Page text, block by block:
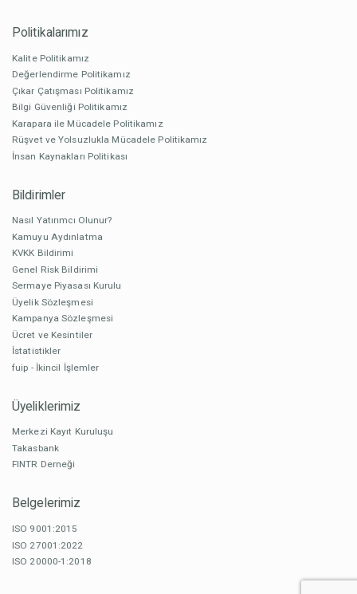
Politikalarımız
Kalite Politikamız
Değerlendirme Politikamız
Çıkar Çatışması Politikamız
Bilgi Güvenliği Politikamız
Karapara ile Mücadele Politikamız
Rüşvet ve Yolsuzlukla Mücadele Politikamız
İnsan Kaynakları Politikası
Bildirimler
Nasıl Yatırımcı Olunur?
Kamuyu Aydınlatma
KVKK Bildirimi
Genel Risk Bildirimi
Sermaye Piyasası Kurulu
Üyelik Sözleşmesi
Kampanya Sözleşmesi
Ücret ve Kesintiler
İstatistikler
fuip - İkincil İşlemler
Üyeliklerimiz
Merkezi Kayıt Kuruluşu
Takasbank
FINTR Derneği
Belgelerimiz
ISO 9001:2015
ISO 27001:2022
ISO 20000-1:2018